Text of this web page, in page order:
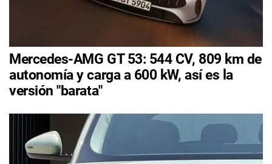
Mercedes-AMG GT 53: 544 CV, 809 km de
autonomía y carga a 600 kW, así es la
versión "barata"